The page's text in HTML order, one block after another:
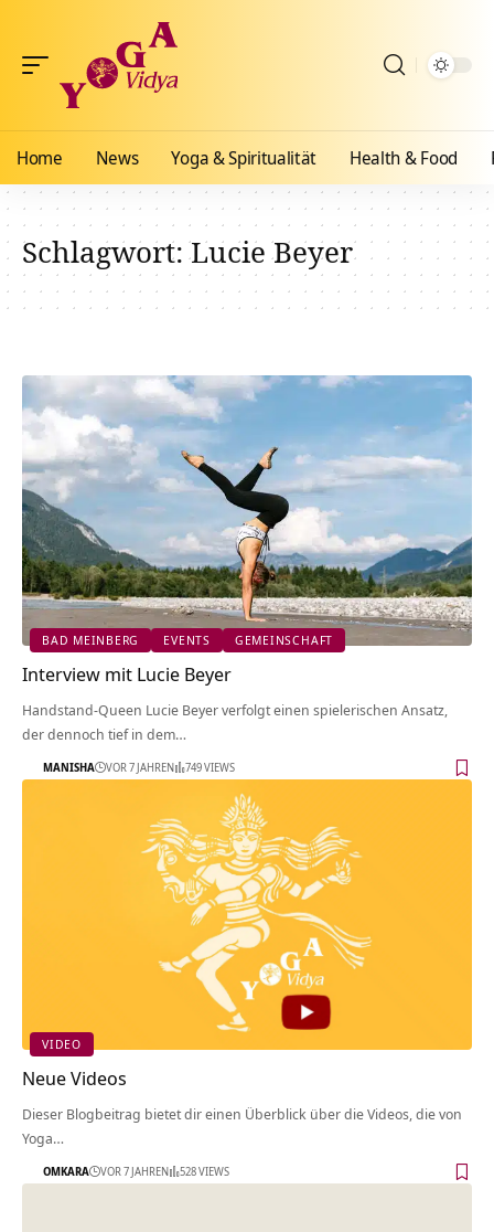
Home News Yoga & Spiritualität Health & Food
Schlagwort:Lucie Beyer
BAD MEINBERG EVENTS GEMEINSCHAFT
Interview mit Lucie Beyer
Handstand-Queen Lucie Beyer verfolgt einen spielerischen Ansatz,
der dennoch tief in dem…
MANISHA VOR 7 JAHREN 749 VIEWS
VIDEO
Neue Videos
Dieser Blogbeitrag bietet dir einen Überblick über die Videos, die von
Yoga…
OMKARA VOR 7 JAHREN 528 VIEWS